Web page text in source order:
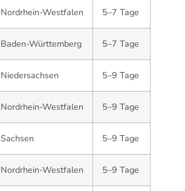
Nordrhein-Westfalen 5–7 Tage
Baden-Württemberg 5–7 Tage
Niedersachsen 5–9 Tage
Nordrhein-Westfalen 5–9 Tage
Sachsen 5–9 Tage
Nordrhein-Westfalen 5–9 Tage